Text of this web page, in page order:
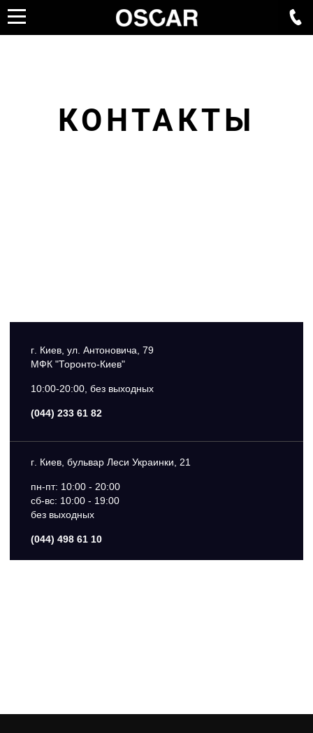
КОНТАКТЫ
г. Киев, ул. Антоновича, 79
МФК "Торонто-Киев"
10:00-20:00, без выхoдных
(044) 233 61 82
г. Киев, бульвар Леси Украинки, 21
пн-пт: 10:00 - 20:00
сб-вс: 10:00 - 19:00
без выходных
(044) 498 61 10